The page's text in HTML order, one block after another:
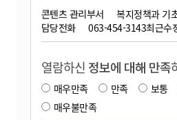
콘텐츠 관리부서
복지정책과 기
담당전화
063-454-3143최근수
열람하신 정보에 대해 만족
매우만족 만족 보통
매우불만족